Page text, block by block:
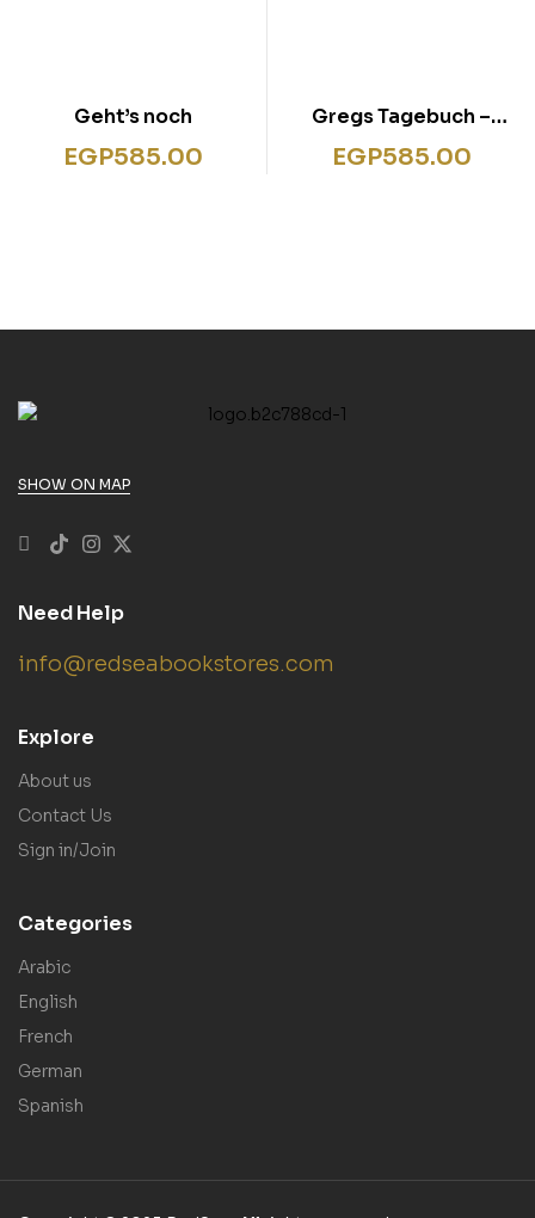
Geht’s noch
EGP585.00
Gregs Tagebuch –
Alles Käse!.
EGP585.00
SHOW ON MAP
Need Help
info@redseabookstores.com
Explore
About us
Contact Us
Sign in/Join
Categories
Arabic
English
French
German
Spanish